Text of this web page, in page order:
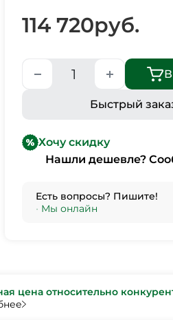
114 720руб.
В
Быстрый
Хочу скидку
Нашли дешевле?
Есть вопросы? Пишите!
• Мы онлайн
цена относительно